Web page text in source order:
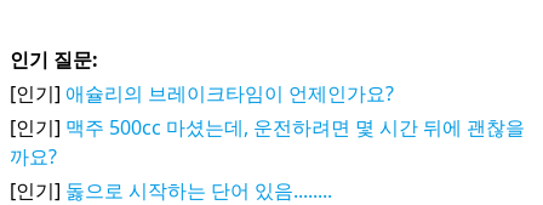
인기 질문:
[인기] 애슐리의 브레이크타임이 언제인가요?
[인기] 맥주 500cc 마셨는데, 운전하려면 몇 시간 뒤에 괜찮을
까요?
[인기] 돓으로 시작하는 단어 있음........